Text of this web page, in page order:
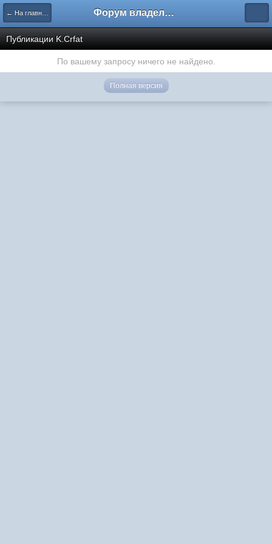
← На главную Форум владельцев интернет-магазинов
Публикации K.Crfat
По вашему запросу ничего не найдено.
Полная версия